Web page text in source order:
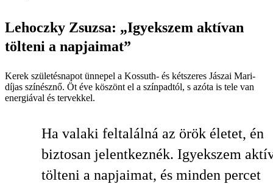
Lehoczky Zsuzsa: „Igyekszem aktívan
tölteni a napjaimat”
Kerek születésnapot ünnepel a Kossuth- és kétszeres Jászai Mari-
díjas színésznő. Öt éve köszönt el a színpadtól, s azóta is tele van
energiával és tervekkel.
Ha valaki feltalálná az örök életet, én
biztosan jelentkeznék. Igyekszem
tölteni a napjaimat, és minden percet